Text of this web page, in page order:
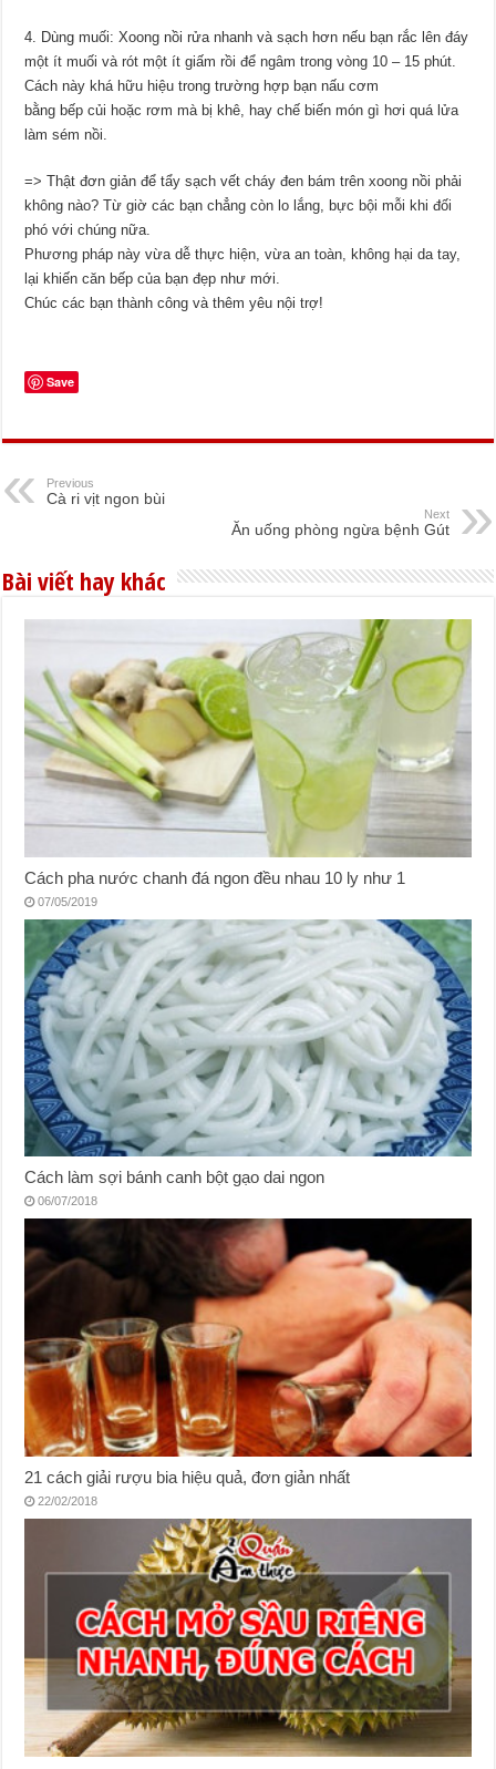
4. Dùng muối: Xoong nồi rửa nhanh và sạch hơn nếu bạn rắc lên đáy
một ít muối và rót một ít giấm rồi để ngâm trong vòng 10 – 15 phút.
Cách này khá hữu hiệu trong trường hợp bạn nấu cơm
bằng bếp củi hoặc rơm mà bị khê, hay chế biến món gì hơi quá lửa
làm sém nồi.
=> Thật đơn giản để tẩy sạch vết cháy đen bám trên xoong nồi phải
không nào? Từ giờ các bạn chẳng còn lo lắng, bực bội mỗi khi đối
phó với chúng nữa.
Phương pháp này vừa dễ thực hiện, vừa an toàn, không hại da tay,
lại khiến căn bếp của bạn đẹp như mới.
Chúc các bạn thành công và thêm yêu nội trợ!
Save
Previous
Cà ri vịt ngon bùi
Next
Ăn uống phòng ngừa bệnh Gút
Bài viết hay khác
Cách pha nước chanh đá ngon đều nhau 10 ly như 1
07/05/2019
Cách làm sợi bánh canh bột gạo dai ngon
06/07/2018
21 cách giải rượu bia hiệu quả, đơn giản nhất
22/02/2018